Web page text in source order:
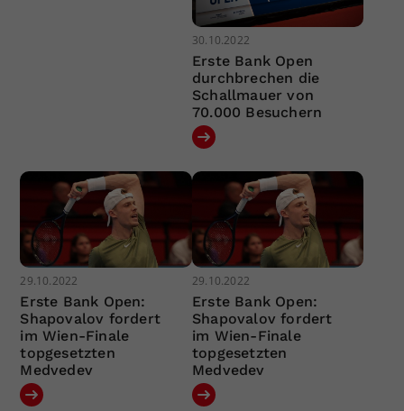
30.10.2022
Erste Bank Open
durchbrechen die
Schallmauer von
70.000 Besuchern
29.10.2022
Erste Bank Open:
Shapovalov fordert
im Wien-Finale
topgesetzten
Medvedev
29.10.2022
Erste Bank Open:
Shapovalov fordert
im Wien-Finale
topgesetzten
Medvedev